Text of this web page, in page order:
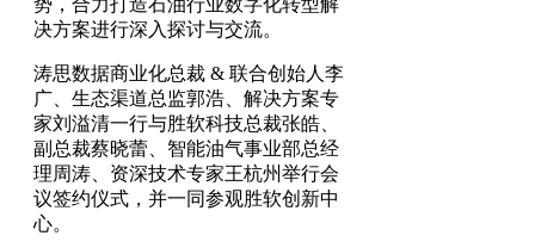
势，合力打造石油行业数字化转型解
决方案进行深入探讨与交流。
涛思数据商业化总裁 & 联合创始人李
广、生态渠道总监郭浩、解决方案专
家刘溢清一行与胜软科技总裁张皓、
副总裁蔡晓蕾、智能油气事业部总经
理周涛、资深技术专家王杭州举行会
议签约仪式，并一同参观胜软创新中
心。